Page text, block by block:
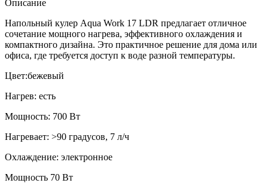
Описание
Напольный кулер Aqua Work 17 LDR предлагает отличное
сочетание мощного нагрева, эффективного охлаждения и
компактного дизайна. Это практичное решение для дома или
офиса, где требуется доступ к воде разной температуры.
Цвет:бежевый
Нагрев: есть
Мощность: 700 Вт
Нагревает: >90 градусов, 7 л/ч
Охлаждение: электронное
Мощность 70 Вт